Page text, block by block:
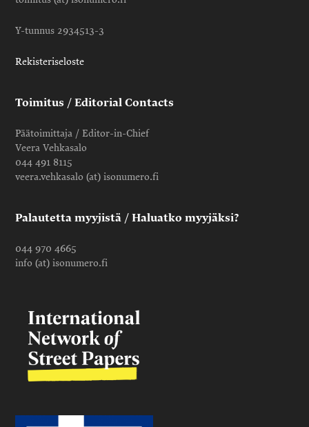
Y-tunnus 2934513-3
Rekisteriseloste
Toimitus / Editorial Contacts
Päätoimittaja / Editor-in-Chief
Veera Vehkasalo
044 491 8115
veera.vehkasalo (at) isonumero.fi
Palautetta myyjistä / Haluatko myyjäksi?
044 970 4665
info (at) isonumero.fi